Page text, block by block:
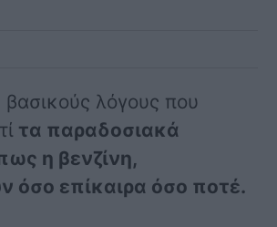
λόγους που
τα παραδοσιακά
η βενζίνη,
όσο επίκαιρα όσο ποτέ.